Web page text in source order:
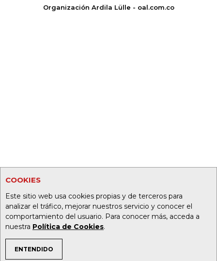
COOKIES
Este sitio web usa cookies propias y de terceros para
analizar el tráfico, mejorar nuestros servicio y conocer el
comportamiento del usuario. Para conocer más, acceda a
nuestra Política de Cookies.
ENTENDIDO
TEMAS DE INTERÉS
Organización Ardila Lülle - oal.com.co